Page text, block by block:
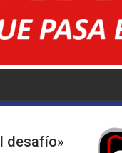
desafío»